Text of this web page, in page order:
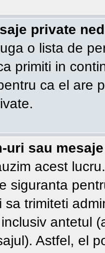
private
o lista de
primiti in
ca el are
uri sau
acest
siguranta
sa trimiteti
antetul
Astfel, el